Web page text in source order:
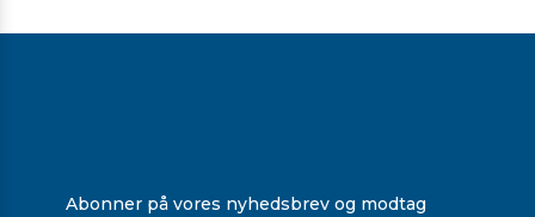
Abonner på vores nyhedsbrev og modtag